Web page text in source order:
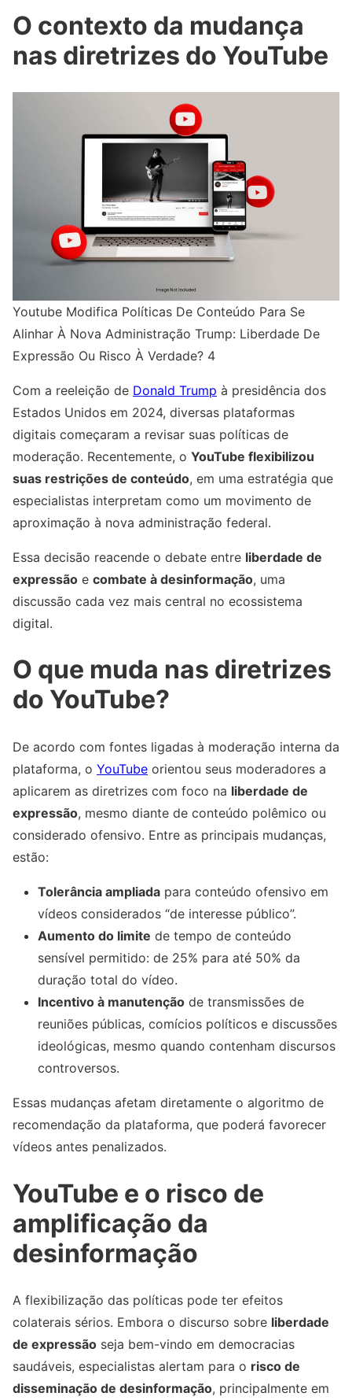
O contexto da mudança
nas diretrizes do YouTube
Youtube Modifica Políticas De Conteúdo Para Se
Alinhar À Nova Administração Trump: Liberdade De
Expressão Ou Risco À Verdade? 4
Com a reeleição de Donald Trump à presidência dos
Estados Unidos em 2024, diversas plataformas
digitais começaram a revisar suas políticas de
moderação. Recentemente, o YouTube flexibilizou
suas restrições de conteúdo, em uma estratégia que
especialistas interpretam como um movimento de
aproximação à nova administração federal.
Essa decisão reacende o debate entre liberdade de
expressão e combate à desinformação, uma
discussão cada vez mais central no ecossistema
digital.
O que muda nas diretrizes
do YouTube?
De acordo com fontes ligadas à moderação interna da
plataforma, o YouTube orientou seus moderadores a
aplicarem as diretrizes com foco na liberdade de
expressão, mesmo diante de conteúdo polêmico ou
considerado ofensivo. Entre as principais mudanças,
estão:
Tolerância ampliada para conteúdo ofensivo em
vídeos considerados “de interesse público”.
Aumento do limite de tempo de conteúdo
sensível permitido: de 25% para até 50% da
duração total do vídeo.
Incentivo à manutenção de transmissões de
reuniões públicas, comícios políticos e discussões
ideológicas, mesmo quando contenham discursos
controversos.
Essas mudanças afetam diretamente o algoritmo de
recomendação da plataforma, que poderá favorecer
vídeos antes penalizados.
YouTube e o risco de
amplificação da
desinformação
A flexibilização das políticas pode ter efeitos
colaterais sérios. Embora o discurso sobre liberdade
de expressão seja bem-vindo em democracias
saudáveis, especialistas alertam para o risco de
disseminação de desinformação, principalmente em